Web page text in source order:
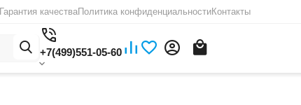
Гарантия качестваПолитика конфиденциальностиКонтакты
+7(499)551-05-60